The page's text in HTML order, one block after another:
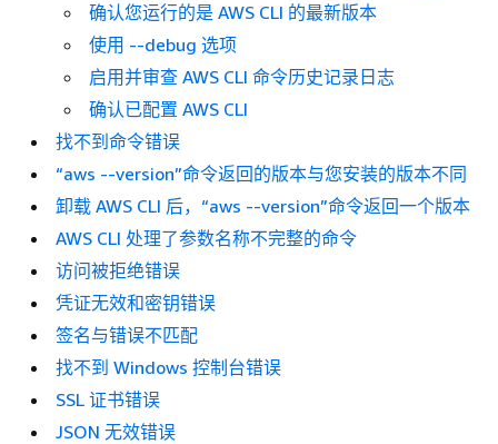
确认您运行的是 AWS CLI 的最新版本
使用 --debug 选项
启用并审查 AWS CLI 命令历史记录日志
确认已配置 AWS CLI
找不到命令错误
“aws --version”命令返回的版本与您安装的版本不同
卸载 AWS CLI 后，“aws --version”命令返回一个版本
AWS CLI 处理了参数名称不完整的命令
访问被拒绝错误
凭证无效和密钥错误
签名与错误不匹配
找不到 Windows 控制台错误
SSL 证书错误
JSON 无效错误